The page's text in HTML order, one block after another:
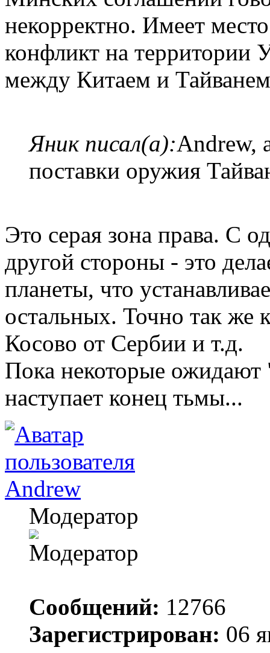
некорректно. Имеет
конфликт на территории
между Китаем и
Яник писал(а):Andrew,
поставки оружия
Это серая зона права. С
другой стороны - это
планеты, что
остальных. Точно так же
Косово от Сербии и т.д.
Пока некоторые ожидают
наступает конец тьмы...
Andrew
Модератор
Сообщений: 12766
Зарегистрирован: 06